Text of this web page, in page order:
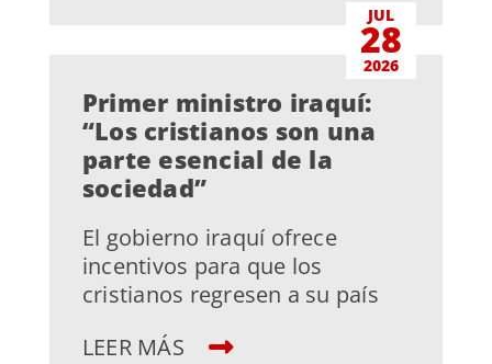
JUL
28
2026
Primer ministro iraquí:
“Los cristianos son una
parte esencial de la
sociedad”
El gobierno iraquí ofrece
incentivos para que los
cristianos regresen a su país
LEER MÁS